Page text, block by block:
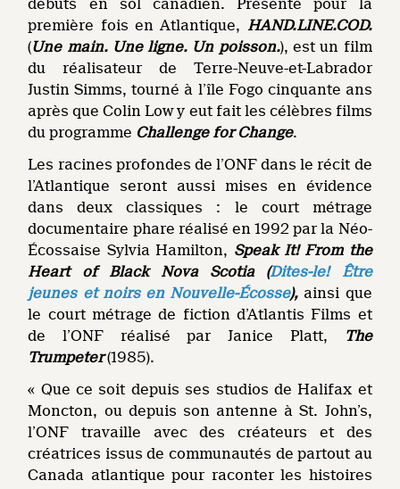
débuts en sol canadien. Présenté pour la
première fois en Atlantique, HAND.LINE.COD.
(Une main. Une ligne. Un poisson.), est un film
du réalisateur de Terre-Neuve-et-Labrador
Justin Simms, tourné à l’île Fogo cinquante ans
après que Colin Low y eut fait les célèbres films
du programme Challenge for Change.
Les racines profondes de l’ONF dans le récit de
l’Atlantique seront aussi mises en évidence
dans deux classiques : le court métrage
documentaire phare réalisé en 1992 par la Néo-
Écossaise Sylvia Hamilton, Speak It! From the
Heart of Black Nova Scotia (Dites-le! Être
jeunes et noirs en Nouvelle-Écosse), ainsi que
le court métrage de fiction d’Atlantis Films et
de l’ONF réalisé par Janice Platt,
The
Trumpeter(1985).
« Que ce soit depuis ses studios de Halifax et
Moncton, ou depuis son antenne à St. John’s,
l’ONF travaille avec des créateurs et des
créatrices issus de communautés de partout au
Canada atlantique pour raconter les histoires